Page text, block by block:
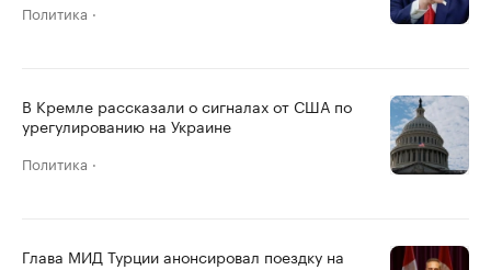
Политика
В Кремле рассказали о сигналах от США по
урегулированию на Украине
Политика
Глава МИД Турции анонсировал поездку на